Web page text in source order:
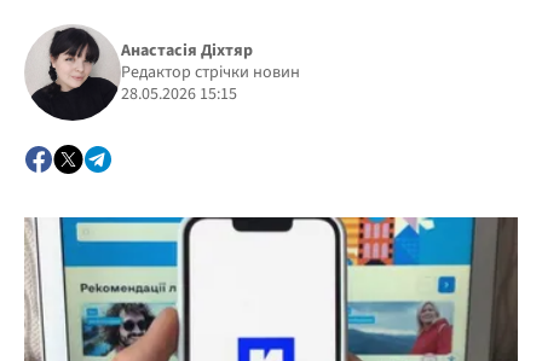
Анастасія Діхтяр
Редактор стрічки новин
28.05.2026 15:15